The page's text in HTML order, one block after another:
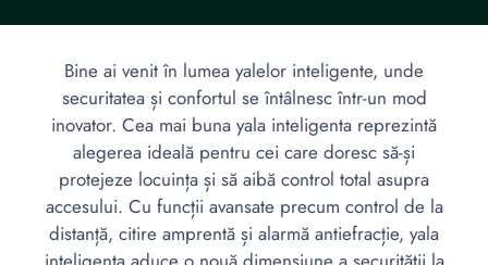
Bine ai venit în lumea yalelor inteligente, unde
securitatea și confortul se întâlnesc într-un mod
inovator. Cea mai buna yala inteligenta reprezintă
alegerea ideală pentru cei care doresc să-și
protejeze locuința și să aibă control total asupra
accesului. Cu funcții avansate precum control de la
distanță, citire amprentă și alarmă antiefracție, yala